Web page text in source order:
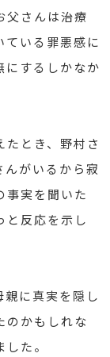
父さんは治療
いる罪悪感に
にするしかなか
とき、野村さ
がいるから寂
事実を聞いた
と反応を示し
に真実を隠し
のかもしれな
た。